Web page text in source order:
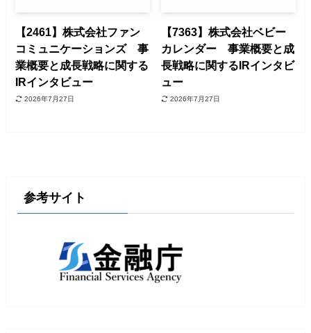
【2461】株式会社ファン
コミュニケーションズ 事
業概要と成長戦略に関する
IRインタビュー
2026年7月27日
【7363】株式会社ベビー
カレンダー 事業概要と成
長戦略に関するIRインタビ
ュー
2026年7月27日
参考サイト